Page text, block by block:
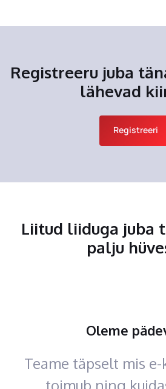
Registreeru juba
lähevad
Registreeri
Liitud liiduga juba
palju
Oleme
Teame täpselt mis e-
toimub ning